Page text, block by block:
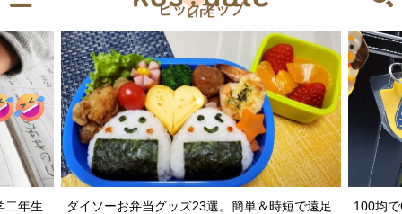
ピックアップ
ーお弁当グッズ23選。簡単＆時短で遠足
100均でOK！シンプル